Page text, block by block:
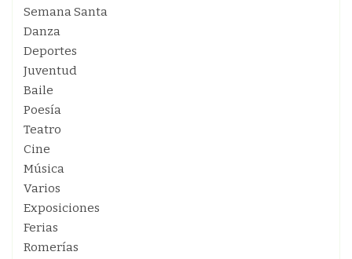
Semana Santa
Danza
Deportes
Juventud
Baile
Poesía
Teatro
Cine
Música
Varios
Exposiciones
Ferias
Romerías